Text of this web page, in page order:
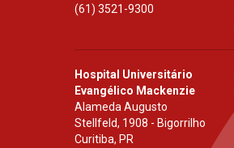
(61) 3521-9300
Hospital Universitário
Evangélico Mackenzie
Alameda Augusto
Stellfeld, 1908 - Bigorrilho
Curitiba, PR